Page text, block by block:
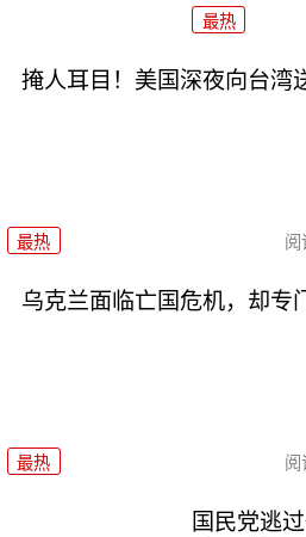
最热
掩人耳目！美国深夜向台湾
最热 阅
乌克兰面临亡国危机，却专
最热 阅
国民党逃